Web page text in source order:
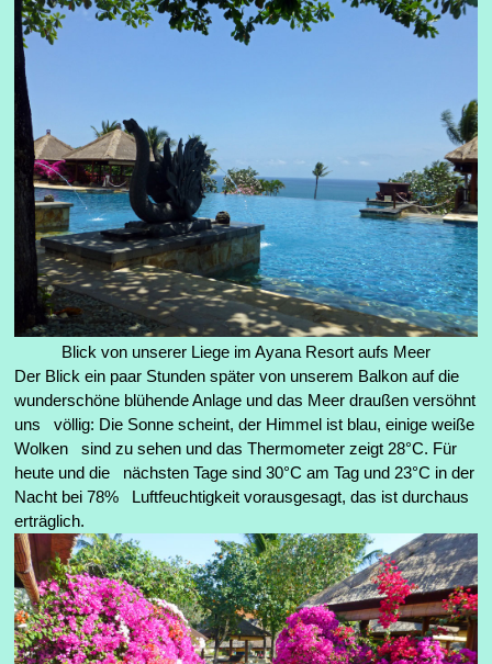
Blick von unserer Liege im Ayana Resort aufs Meer
Der Blick ein paar Stunden später von unserem Balkon auf die
wunderschöne blühende Anlage und das Meer draußen versöhnt
uns völlig: Die Sonne scheint, der Himmel ist blau, einige weiße
Wolken sind zu sehen und das Thermometer zeigt 28°C. Für
heute und die nächsten Tage sind 30°C am Tag und 23°C in der
Nacht bei 78% Luftfeuchtigkeit vorausgesagt, das ist durchaus
erträglich.